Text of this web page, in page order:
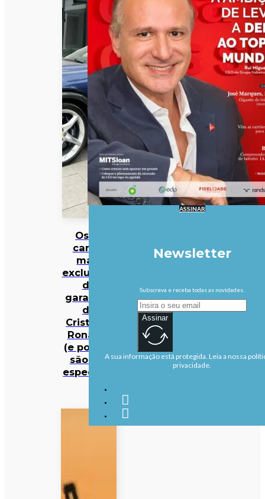
Os 10
carros
mais
exclusivos
da
garagem
de
Cristiano
Ronaldo
(e porque
são tão
especiais)
ASSINAR
Newsletter
Subscreva e receba todas as novidades.
Assinar
A sua informação está protegida. Leia a nossa
privacidade.